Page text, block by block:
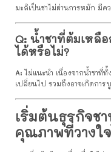
มะลิเป็นชาไม่ผ่านการหมัก มีค
Q: น้ำชาที่ต้มเหลื
ได้หรือไม่?
A: ไม่แนะนำ เนื่องจากน้ำชาที่
เปลี่ยนไป รวมถึงอาจเกิดการ
เริ่มต้นธุรกิจช
คุณภาพที่วางใ